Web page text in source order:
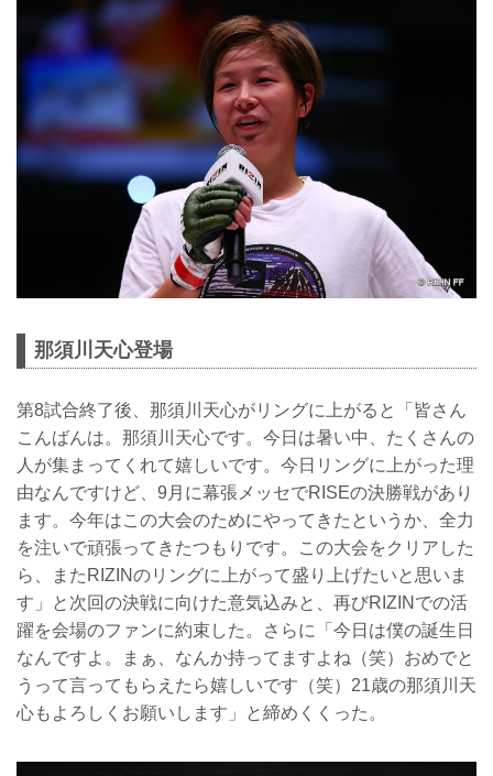
那須川天心登場
第8試合終了後、那須川天心がリングに上がると「皆さん
こんばんは。那須川天心です。今日は暑い中、たくさんの
人が集まってくれて嬉しいです。今日リングに上がった理
由なんですけど、9月に幕張メッセでRISEの決勝戦があり
ます。今年はこの大会のためにやってきたというか、全力
を注いで頑張ってきたつもりです。この大会をクリアした
ら、またRIZINのリングに上がって盛り上げたいと思いま
す」と次回の決戦に向けた意気込みと、再びRIZINでの活
躍を会場のファンに約束した。さらに「今日は僕の誕生日
なんですよ。まぁ、なんか持ってますよね（笑）おめでと
うって言ってもらえたら嬉しいです（笑）21歳の那須川天
心もよろしくお願いします」と締めくくった。